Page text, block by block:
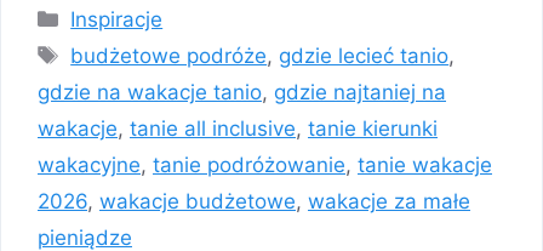
Kategorie
Inspiracje
Tagi
budżetowe podróże, gdzie lecieć tanio,
gdzie na wakacje tanio, gdzie najtaniej na
wakacje, tanie all inclusive, tanie kierunki
wakacyjne, tanie podróżowanie, tanie wakacje
2026, wakacje budżetowe, wakacje za małe
pieniądze